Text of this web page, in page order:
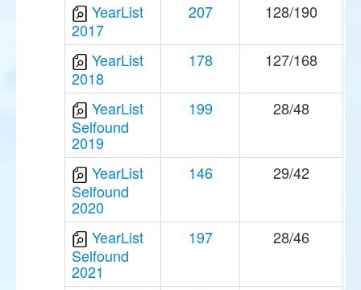
YearList
2017
207 128/190
YearList
2018
178 127/168
YearList
Selfound
2019
199 28/48
YearList
Selfound
2020
146 29/42
YearList
Selfound
2021
197 28/46